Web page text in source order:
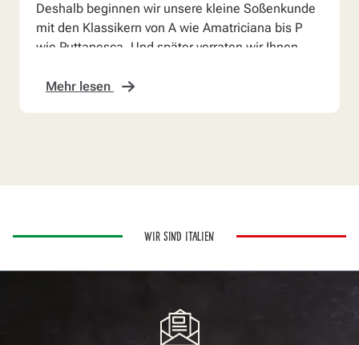
Deshalb beginnen wir unsere kleine Soßenkunde
mit den Klassikern von A wie Amatriciana bis P
wie Puttanesca. Und später verraten wir Ihnen,
Mehr lesen
WIR SIND ITALIEN